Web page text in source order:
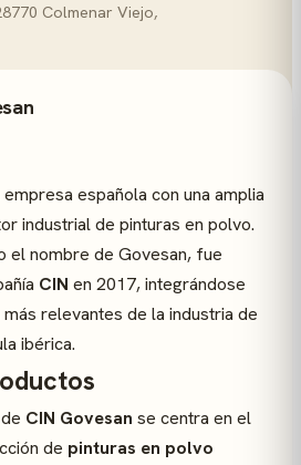
Colmenar Viejo,
empresa española con una amplia
industrial de pinturas en polvo.
el nombre de Govesan, fue
CIN en 2017, integrándose
relevantes de la industria de
ibérica.
CIN Govesan se centra en el
de pinturas en polvo